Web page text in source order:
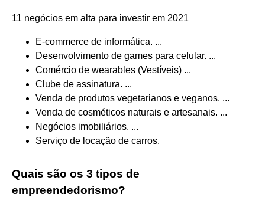
11 negócios em alta para investir em 2021
E-commerce de informática. ...
Desenvolvimento de games para celular. ...
Comércio de wearables (Vestíveis) ...
Clube de assinatura. ...
Venda de produtos vegetarianos e veganos. ...
Venda de cosméticos naturais e artesanais. ...
Negócios imobiliários. ...
Serviço de locação de carros.
Quais são os 3 tipos de
empreendedorismo?